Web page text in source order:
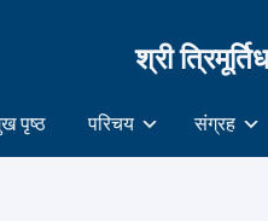
श्री
पृष्ठ परिचय संग्रह